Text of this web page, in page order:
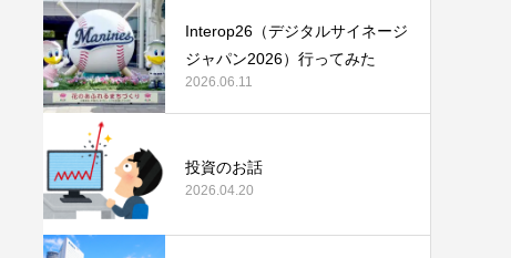
Interop26（デジタルサイネージ
ジャパン2026）行ってみた
2026.06.11
投資のお話
2026.04.20